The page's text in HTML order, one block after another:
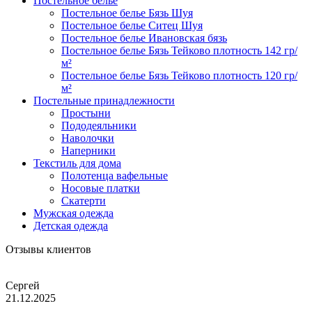
Постельное белье Бязь Шуя
Постельное белье Ситец Шуя
Постельное белье Ивановская бязь
Постельное белье Бязь Тейково плотность 142 гр/
м²
Постельное белье Бязь Тейково плотность 120 гр/
м²
Постельные принадлежности
Простыни
Пододеяльники
Наволочки
Наперники
Текстиль для дома
Полотенца вафельные
Носовые платки
Скатерти
Мужская одежда
Детская одежда
Отзывы клиентов
Сергей
21.12.2025